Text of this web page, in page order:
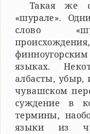
Такая же
«шурале».
слово
языках.
албасты, убыр,
чувашском
суждение в
термины,
языки из